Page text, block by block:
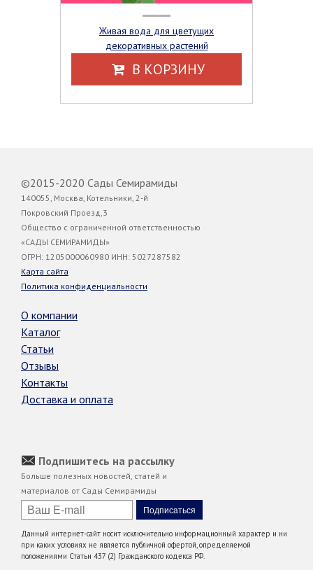
Живая вода для цветущих
декоративных растений
В КОРЗИНУ
©2015-2020 Сады Семирамиды
140055, Москва, Котельники, 2-й
Покровский Проезд,3
Общество с ограниченной ответственностью
«САДЫ СЕМИРАМИДЫ»
ОГРН: 1205000060980 ИНН: 5027287582
Карта сайта
Политика конфиденциальности
О компании
Каталог
Статьи
Отзывы
Контакты
Доставка и оплата
Подпишитесь на рассылку
Больше полезных новостей, статей и
материалов от Сады Семирамиды
Данный интернет-сайт носит исключительно информационный характер и ни
при каких условиях не является публичной офертой, определяемой
положениями Статьи 437 (2) Гражданского кодекса РФ.